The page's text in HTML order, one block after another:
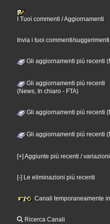
I Tuoi commenti / Aggiornamenti
Invia i tuoi commenti/
Gli aggiornamenti più recenti
Gli aggiornamenti più recenti
(News, In chiaro - FTA)
Gli aggiornamenti più recenti
Gli aggiornamenti più recenti
[+] Aggiunte più recenti / variazioni
[-] Le eliminazioni più recenti
Canali temporaneamente
Ricerca Canali